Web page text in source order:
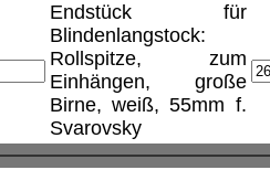
Endstück für
Blindenlangstock:
Rollspitze, zum
Einhängen, große
Birne, weiß, 55mm f.
Svarovsky